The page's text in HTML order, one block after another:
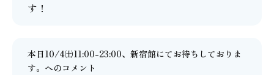
す！
本日10/4㈯11:00-23:00、新宿館にてお待ちしておりま
す。 へのコメント